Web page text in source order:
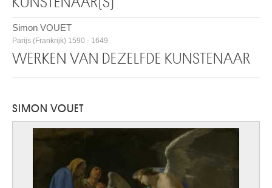
Simon VOUET
Parijs (Frankrijk) 1590 - 1649
WERKEN VAN DEZELFDE KUNSTENAAR
SIMON VOUET